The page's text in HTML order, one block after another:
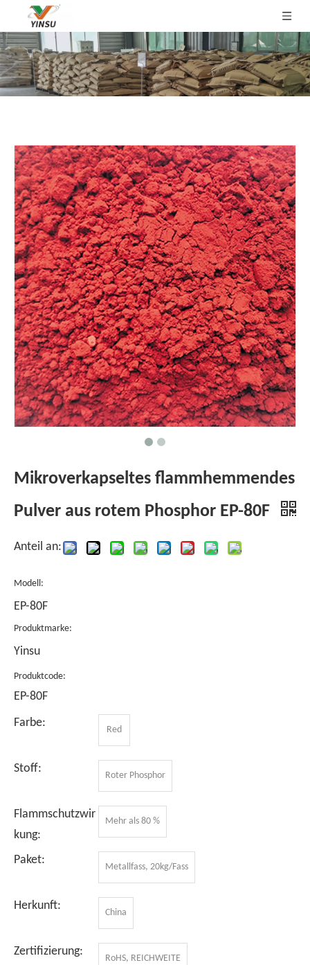
Mikroverkapseltes flammhemmendes
Pulver aus rotem Phosphor EP-80F
Anteil an:
Modell:
EP-80F
Produktmarke:
Yinsu
Produktcode:
EP-80F
Farbe:
Red
Stoff:
Roter Phosphor
Flammschutzwir
kung:
Mehr als 80 %
Paket:
Metallfass, 20kg/Fass
Herkunft:
China
Zertifizierung:
RoHS, REICHWEITE